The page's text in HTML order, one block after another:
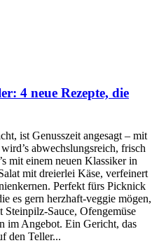
4 neue Rezepte, die
ist Genusszeit angesagt – mit
abwechslungsreich, frisch
mit einem neuen Klassiker in
mit dreierlei Käse, verfeinert
Perfekt fürs Picknick
es gern herzhaft-veggie mögen,
Sauce, Ofengemüse
im Angebot. Ein Gericht, das
den Teller...